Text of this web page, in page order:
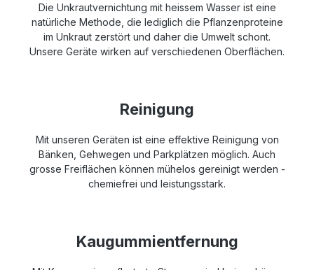
Die Unkrautvernichtung mit heissem Wasser ist eine
natürliche Methode, die lediglich die Pflanzenproteine
im Unkraut zerstört und daher die Umwelt schont.
Unsere Geräte wirken auf verschiedenen Oberflächen.
Reinigung
Mit unseren Geräten ist eine effektive Reinigung von
Bänken, Gehwegen und Parkplätzen möglich. Auch
grosse Freiflächen können mühelos gereinigt werden -
chemiefrei und leistungsstark.
Kaugummientfernung